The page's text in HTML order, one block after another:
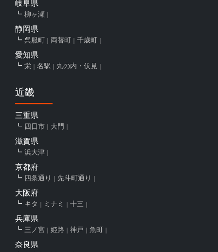
岐阜県
柳ヶ瀬
静岡県
呉服町 両替町 千歳町
愛知県
栄 名駅 丸の内・伏見
近畿
三重県
四日市 大門
滋賀県
浜大津
京都府
四条通り 先斗町通り
大阪府
キタ ミナミ 十三
兵庫県
三ノ宮 姫路 神戸 魚町
奈良県